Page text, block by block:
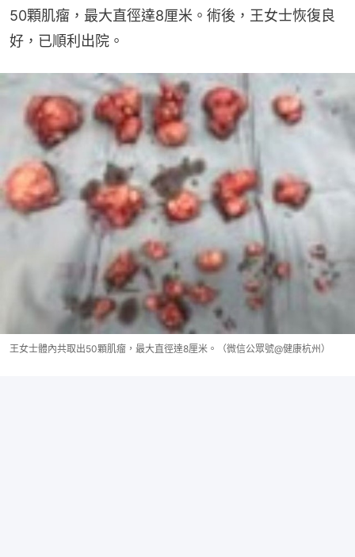
50顆肌瘤，最大直徑達8厘米。術後，王女士恢復良
好，已順利出院。
王女士體內共取出50顆肌瘤，最大直徑達8厘米。（微信公眾號@健康杭州）